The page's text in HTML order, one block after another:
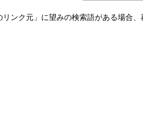
リンク元」に望みの検索語がある場合